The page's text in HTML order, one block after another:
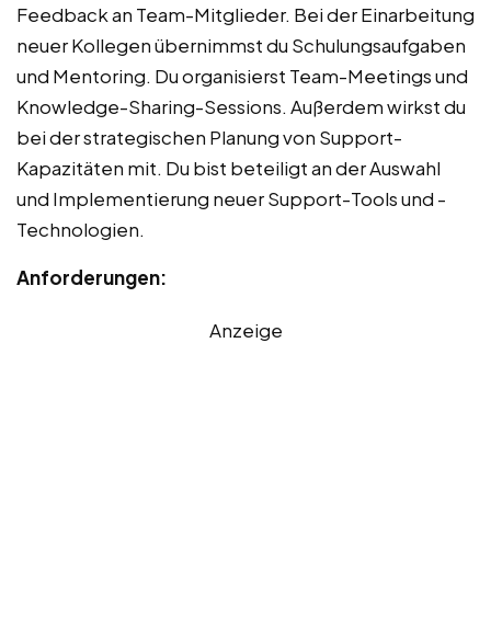
Feedback an Team-Mitglieder. Bei der Einarbeitung
neuer Kollegen übernimmst du Schulungsaufgaben
und Mentoring. Du organisierst Team-Meetings und
Knowledge-Sharing-Sessions. Außerdem wirkst du
bei der strategischen Planung von Support-
Kapazitäten mit. Du bist beteiligt an der Auswahl
und Implementierung neuer Support-Tools und -
Technologien.
Anforderungen:
Anzeige